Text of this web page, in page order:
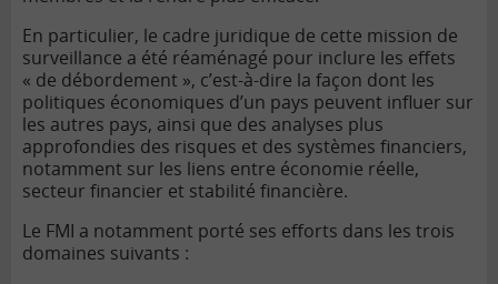
En particulier, le cadre juridique de cette mission de
surveillance a été réaménagé pour inclure les effets
« de débordement », c’est-à-dire la façon dont les
politiques économiques d’un pays peuvent influer sur
les autres pays, ainsi que des analyses plus
approfondies des risques et des systèmes financiers,
notamment sur les liens entre économie réelle,
secteur financier et stabilité financière.
Le FMI a notamment porté ses efforts dans les trois
domaines suivants :